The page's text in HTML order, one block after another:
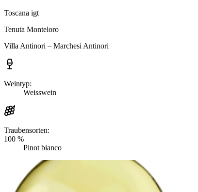
Toscana igt
Tenuta Monteloro
Villa Antinori – Marchesi Antinori
Weintyp:
Weisswein
Traubensorten:
100 %
Pinot bianco